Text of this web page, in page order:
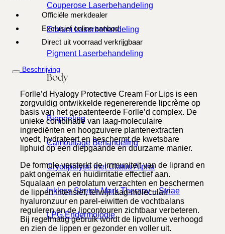
Couperose Laserbehandeling
Erbium Laserbehandeling
Pigment Laserbehandeling
Body
Biopeeling
Camouflage Behandeling
Cryolipolyse met Clatuu Alpha
Inkless Stretch Mark Therapy – Striae
LPG Endermologie
Officiële merkdealer
Exclusief online aanbod
Direct uit voorraad verkrijgbaar
Beschrijving
Forlle’d Hyalogy Protective Cream For Lips is een
zorgvuldig ontwikkelde regenererende lipcrème op
basis van het gepatenteerde Forlle’d complex. De
unieke combinatie van laag-moleculaire
ingrediënten en hoogzuivere plantenextracten
voedt, hydrateert en beschermt de kwetsbare
liphuid op een diepgaande en duurzame manier.
De formule versterkt de immuniteit van de liprand en
pakt ongemak en huidirritatie effectief aan.
Squalaan en petrolatum verzachten en beschermen
de lippen intensief, terwijl laag-moleculair
hyaluronzuur en parel-eiwitten de vochtbalans
reguleren en de lipcontouren zichtbaar verbeteren.
Bij regelmatig gebruik wordt de lipvolume verhoogd
en zien de lippen er gezonder en voller uit.